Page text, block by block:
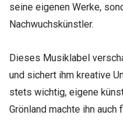
seine eigenen Werke,
Nachwuchskünstler.
Dieses Musiklabel
und sichert ihm kreative
stets wichtig, eigene
Grönland machte ihn auch